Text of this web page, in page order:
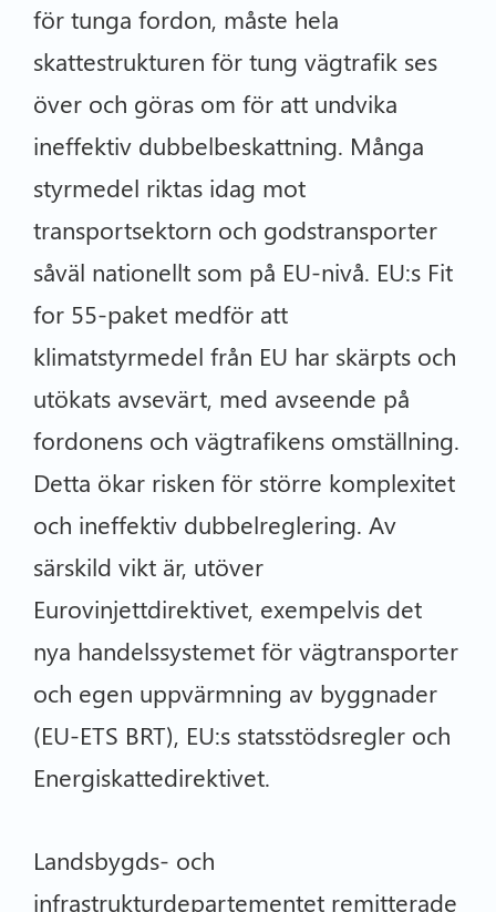
för tunga fordon, måste hela
skattestrukturen för tung vägtrafik ses
över och göras om för att undvika
ineffektiv dubbelbeskattning. Många
styrmedel riktas idag mot
transportsektorn och godstransporter
såväl nationellt som på EU-nivå. EU:s Fit
for 55-paket medför att
klimatstyrmedel från EU har skärpts och
utökats avsevärt, med avseende på
fordonens och vägtrafikens omställning.
Detta ökar risken för större komplexitet
och ineffektiv dubbelreglering. Av
särskild vikt är, utöver
Eurovinjettdirektivet, exempelvis det
nya handelssystemet för vägtransporter
och egen uppvärmning av byggnader
(EU-ETS BRT), EU:s statsstödsregler och
Energiskattedirektivet.
Landsbygds- och
infrastrukturdepartementet remitterade